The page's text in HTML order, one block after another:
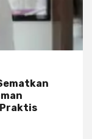
Praktis